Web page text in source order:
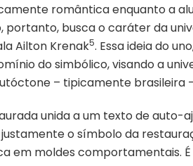
romântica enquanto a
portanto, busca o caráter da
Ailton Krenak5. Essa ideia do
do simbólico, visando a
– tipicamente brasileira
unida a um texto de auto-
o símbolo da
em moldes comportamentais.